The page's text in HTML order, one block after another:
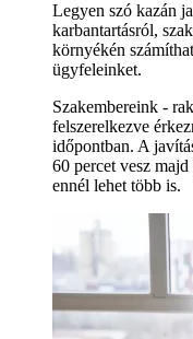
Legyen szó kazán
karbantartásról,
környékén
ügyfeleinket.
Szakembereink -
felszerelkezve
időpontban. A
60 percet vesz
ennél lehet több is.